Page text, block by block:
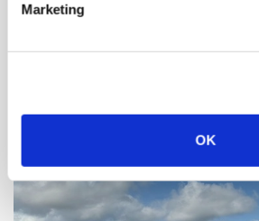
Marketing
OK
Snart kan man søge tilskud til